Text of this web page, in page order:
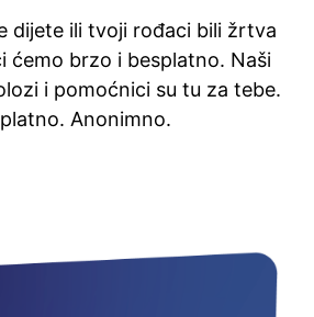
dijete ili tvoji rođaci bili žrtva
ćemo brzo i besplatno. Naši
i pomoćnici su tu za tebe.
Anonimno.